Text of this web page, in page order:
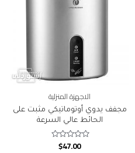
الاجهزة المنزلية
مجفف يدوي أوتوماتيكي مثبت على
الحائط عالي السرعة
Rated
$47.00